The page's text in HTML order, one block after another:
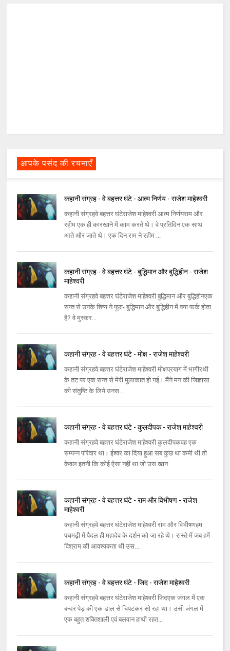
आपके पसंद की रचनाएँ
कहानी संग्रह - वे बहत्तर घंटे - आत्म निर्णय - राजेश माहेश्वरी
कहानी संग्रहवे बहत्तर घंटेराजेश माहेश्वरी आत्म निर्णयराम और
रहीम एक ही कारखाने में काम करते थे। वे प्रतिदिन एक साथ
आते और जाते थे। एक दिन राम ने रहीम ...
कहानी संग्रह - वे बहत्तर घंटे - बुद्धिमान और बुद्धिहीन - राजेश
माहेश्वरी
कहानी संग्रहवे बहत्तर घंटेराजेश माहेश्वरी बुद्धिमान और बुद्धिहीनएक
सन्त से उनके शिष्य ने पूछा- बुद्धिमान और बुद्धिहीन में क्या फर्क होता
है? वे मुस्कर...
कहानी संग्रह - वे बहत्तर घंटे - मोक्ष - राजेश माहेश्वरी
कहानी संग्रहवे बहत्तर घंटेराजेश माहेश्वरी मोक्षप्रयाग में भागीरथी
के तट पर एक सन्त से मेरी मुलाकात हो गई। मैंने मन की जिज्ञासा
की संतुष्टि के लिये उनस...
कहानी संग्रह - वे बहत्तर घंटे - कुलदीपक - राजेश माहेश्वरी
कहानी संग्रहवे बहत्तर घंटेराजेश माहेश्वरी कुलदीपकवह एक
सम्पन्न परिवार था। ईश्वर का दिया हुआ सब कुछ था कमी थी तो
केवल इतनी कि कोई ऐसा नहीं था जो उस खान...
कहानी संग्रह - वे बहत्तर घंटे - राम और विभीषण - राजेश
माहेश्वरी
कहानी संग्रहवे बहत्तर घंटेराजेश माहेश्वरी राम और विभीषणहम
पचमढ़ी में पैदल ही महादेव के दर्शन को जा रहे थे। रास्ते में जब हमें
विश्राम की आवश्यकता थी उस...
कहानी संग्रह - वे बहत्तर घंटे - जिद - राजेश माहेश्वरी
कहानी संग्रहवे बहत्तर घंटेराजेश माहेश्वरी जिदएक जंगल में एक
बन्दर पेड़ की एक डाल से चिपटकर सो रहा था। उसी जंगल में
एक बहुत शक्तिशाली एवं बलवान हाथी रहत...